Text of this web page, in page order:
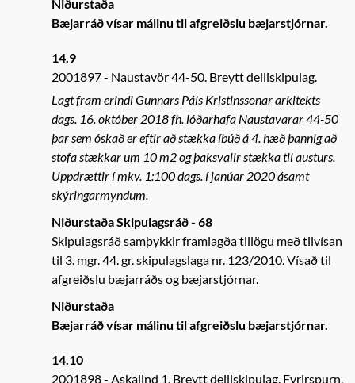
Niðurstaða
Bæjarráð vísar málinu til afgreiðslu bæjarstjórnar.
14.9
2001897
Naustavör 44-50. Breytt deiliskipulag.
Lagt fram erindi Gunnars Páls Kristinssonar arkitekts
dags. 16. október 2018 fh. lóðarhafa Naustavarar 44-50
þar sem óskað er eftir að stækka íbúð á 4. hæð þannig að
stofa stækkar um 10 m2 og þaksvalir stækka til austurs.
Uppdrættir í mkv. 1:100 dags. í janúar 2020 ásamt
skýringarmyndum.
Niðurstaða Skipulagsráð - 68
Skipulagsráð samþykkir framlagða tillögu með tilvísan
til 3. mgr. 44. gr. skipulagslaga nr. 123/2010. Vísað til
afgreiðslu bæjarráðs og bæjarstjórnar.
Niðurstaða
Bæjarráð vísar málinu til afgreiðslu bæjarstjórnar.
14.10
2001898
Askalind 1. Breytt deiliskipulag. Fyrirspurn.